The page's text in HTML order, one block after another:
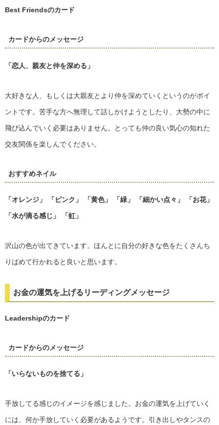
Best Friendsのカード
カードからのメッセージ
「恋人、親友と仲を深める」
大好きな人、もしくは大親友とより仲を深めていくというのがポイ
ントです。苦手な方へ無理して話しかけようとしたり、大勢の中に
飛び込んでいく必要はありません。とっても仲の良い気心の知れた
交友関係を楽しんでください。
おすすめネイル
「オレンジ」 「ピンク」 「黄色」 「緑」 「細かい点々」 「お花」
「水が滴る感じ」 「虹」
沢山の色が出てきています。ほんとに自分の好きな色をたくさんち
りばめて行かれると良いと思います。
お金の運気を上げるリーディングメッセージ
Leadershipのカード
カードからのメッセージ
「いらないものを捨てる」
手放してる感じのイメージを感じました。お金の運気を上げていく
には、何か手放していく必要があるようです。引き出しやタンスの